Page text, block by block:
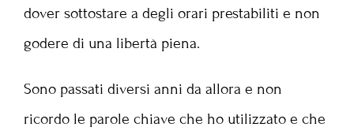
dover sottostare a degli orari prestabiliti e non
godere di una libertà piena.
Sono passati diversi anni da allora e non
ricordo le parole chiave che ho utilizzato e che